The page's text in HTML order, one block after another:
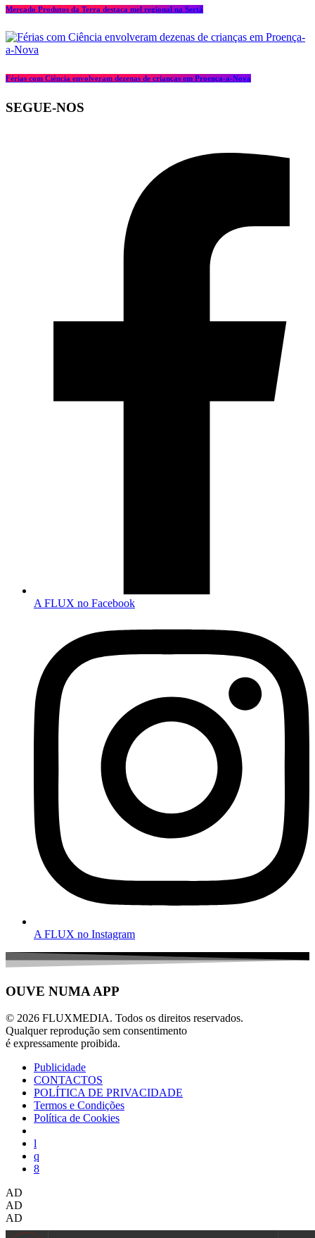
Mercado Produtos da Terra destaca mel regional na Sertã
Férias com Ciência envolveram dezenas de crianças em Proença-a-Nova
SEGUE-NOS
A FLUX no Facebook
A FLUX no Instagram
OUVE NUMA APP
© 2026 FLUXMEDIA. Todos os direitos reservados.
Qualquer reprodução sem consentimento
é expressamente proibida.
Publicidade
CONTACTOS
POLÍTICA DE PRIVACIDADE
Termos e Condições
Política de Cookies
AD
AD
AD